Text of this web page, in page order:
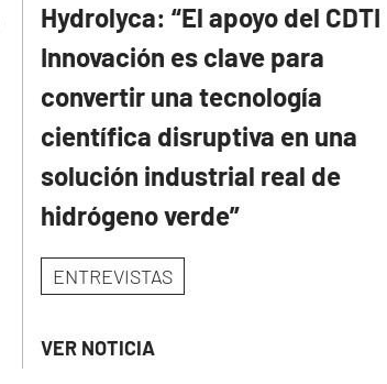
Hydrolyca: “El apoyo del CDTI
Innovación es clave para
convertir una tecnología
científica disruptiva en una
solución industrial real de
hidrógeno verde”
ENTREVISTAS
VER NOTICIA